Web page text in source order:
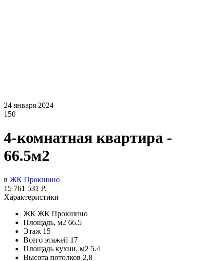
24 января 2024
150
4-комнатная квартира -
66.5м2
в ЖК Прокшино
15 761 531 Р.
Характеристики
ЖК ЖК Прокшино
Площадь, м2 66.5
Этаж 15
Всего этажей 17
Площадь кухни, м2 5.4
Высота потолков 2,8